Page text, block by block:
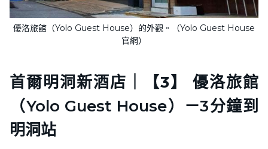
優洛旅館（Yolo Guest House）的外觀。（Yolo Guest House
官網）
首爾明洞新酒店｜ 【3】
優洛旅館
（Yolo Guest House）－3分鐘到
明洞站